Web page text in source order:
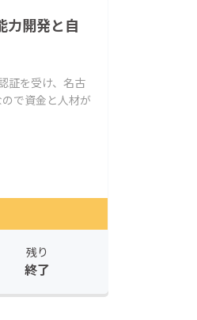
力開発と自
証を受け、名古
で資金と人材が
残り
終了